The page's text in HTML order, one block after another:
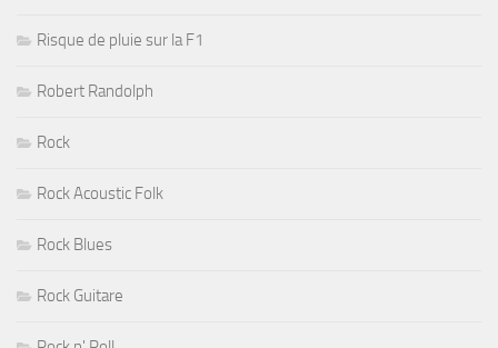
Risque de pluie sur la F1
Robert Randolph
Rock
Rock Acoustic Folk
Rock Blues
Rock Guitare